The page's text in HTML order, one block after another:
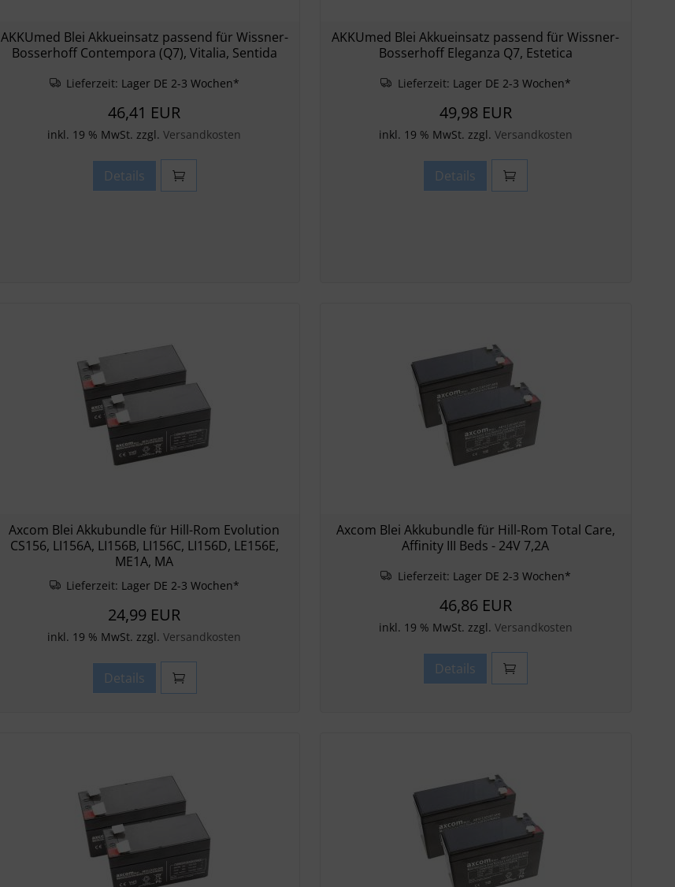
AKKUmed Blei Akkueinsatz passend für Wissner-
Bosserhoff Contempora (Q7), Vitalia, Sentida
Lieferzeit: Lager DE 2-3 Wochen*
46,41 EUR
inkl. 19 % MwSt. zzgl.Versandkosten
Details
AKKUmed Blei Akkueinsatz passend für Wissner-
Bosserhoff Eleganza Q7, Estetica
Lieferzeit: Lager DE 2-3 Wochen*
49,98 EUR
inkl. 19 % MwSt. zzgl. Versandkosten
Details
Axcom Blei Akkubundle für Hill-Rom Evolution
CS156, LI156A, LI156B, LI156C, LI156D, LE156E,
ME1A, MA
Lieferzeit: Lager DE 2-3 Wochen*
24,99 EUR
inkl. 19 % MwSt. zzgl.Versandkosten
Details
Axcom Blei Akkubundle für Hill-Rom Total Care,
Affinity III Beds - 24V 7,2A
Lieferzeit: Lager DE 2-3 Wochen*
46,86 EUR
inkl. 19 % MwSt. zzgl. Versandkosten
Details